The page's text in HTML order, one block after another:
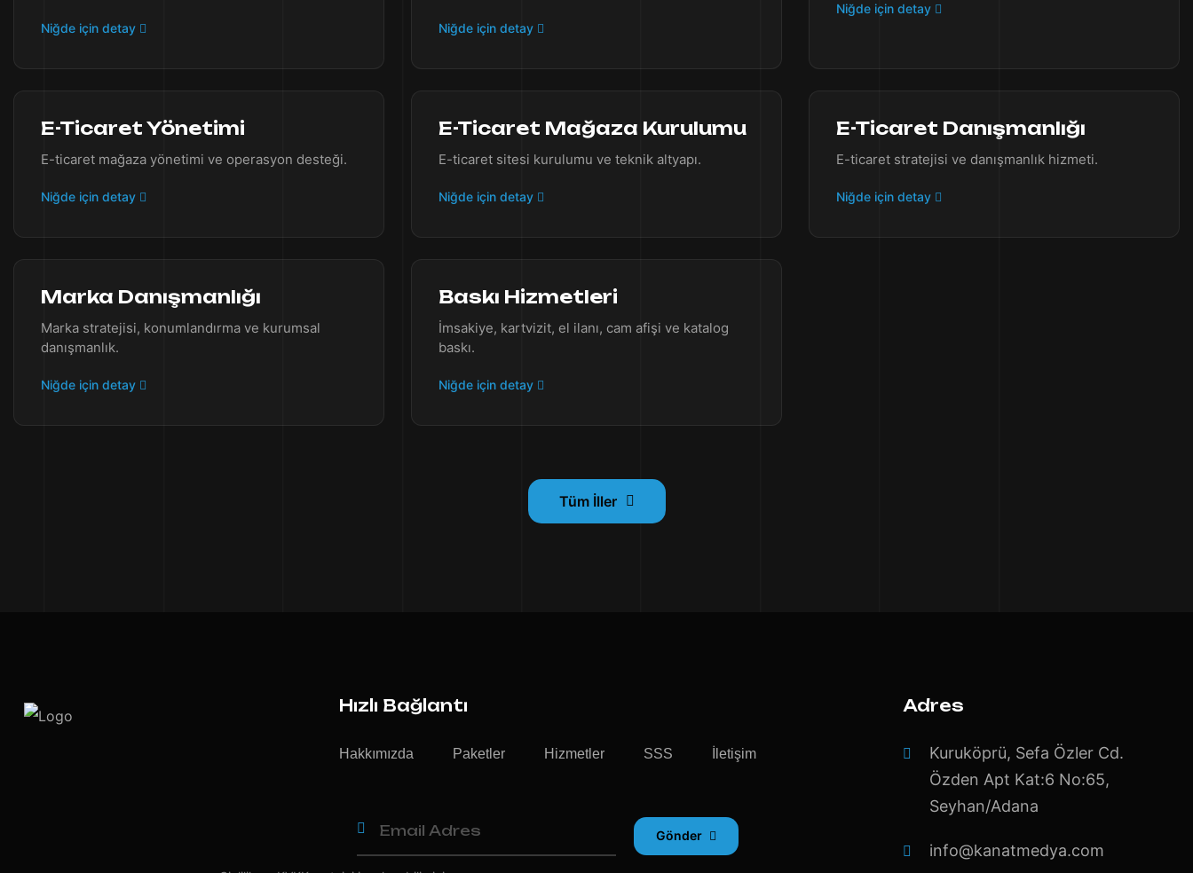
Niğde için detay Niğde için detay
Niğde için detay
E-Ticaret Yönetimi
E-ticaret mağaza yönetimi ve operasyon desteği.
Niğde için detay
E-Ticaret Mağaza Kurulumu
E-ticaret sitesi kurulumu ve teknik altyapı.
Niğde için detay
E-Ticaret Danışmanlığı
E-ticaret stratejisi ve danışmanlık hizmeti.
Niğde için detay
Marka Danışmanlığı
Marka stratejisi, konumlandırma ve kurumsal
danışmanlık.
Niğde için detay
Baskı Hizmetleri
İmsakiye, kartvizit, el ilanı, cam afişi ve katalog
baskı.
Niğde için detay
Tüm İller
Hızlı Bağlantı
Hakkımızda Paketler Hizmetler SSS İletişim
Gönder
Adres
Kuruköprü, Sefa Özler Cd.
Özden Apt Kat:6 No:65,
Seyhan/Adana
info@kanatmedya.com